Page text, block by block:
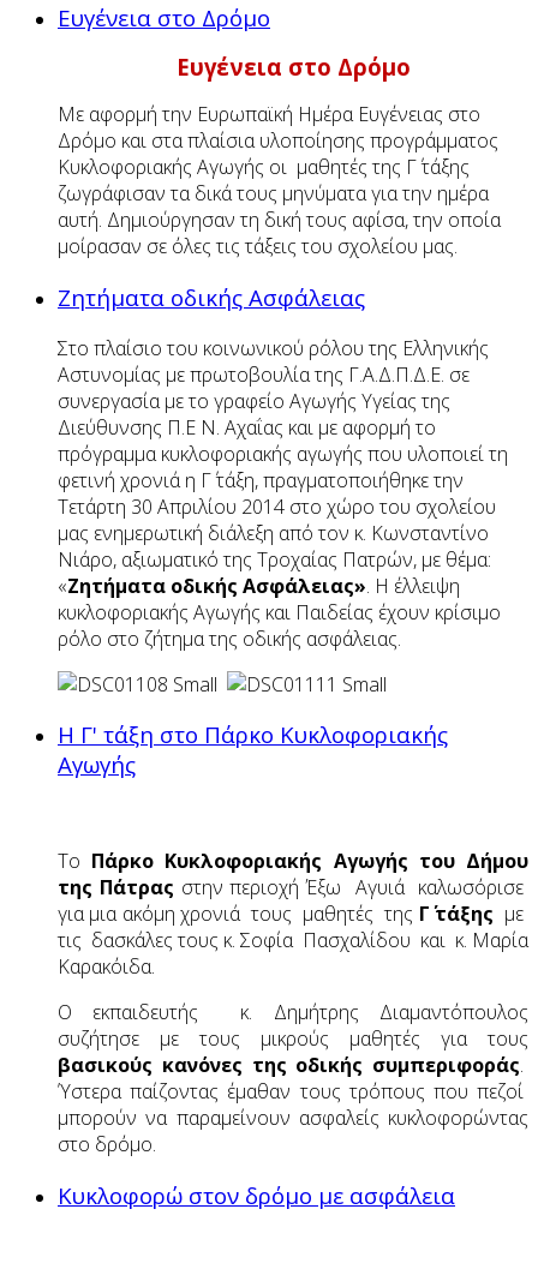
Ευγένεια στο Δρόμο
Ευγένεια στο Δρόμο
Με αφορμή την Ευρωπαϊκή Ημέρα Ευγένειας στο
Δρόμο και στα πλαίσια υλοποίησης προγράμματος
Κυκλοφοριακής Αγωγής οι μαθητές της Γ΄ τάξης
ζωγράφισαν τα δικά τους μηνύματα για την ημέρα
αυτή. Δημιούργησαν τη δική τους αφίσα, την οποία
μοίρασαν σε όλες τις τάξεις του σχολείου μας.
Ζητήματα οδικής Ασφάλειας
Στo πλαίσιο του κοινωνικού ρόλου της Ελληνικής
Αστυνομίας με πρωτοβουλία της Γ.Α.Δ.Π.Δ.Ε. σε
συνεργασία με το γραφείο Αγωγής Υγείας της
Διεύθυνσης Π.Ε Ν. Αχαΐας και με αφορμή το
πρόγραμμα κυκλοφοριακής αγωγής που υλοποιεί τη
φετινή χρονιά η Γ΄ τάξη, πραγματοποιήθηκε την
Τετάρτη 30 Απριλίου 2014 στο χώρο του σχολείου
μας ενημερωτική διάλεξη από τον κ. Κωνσταντίνο
Νιάρο, αξιωματικό της Τροχαίας Πατρών, με θέμα:
«Ζητήματα οδικής Ασφάλειας». Η έλλειψη
κυκλοφοριακής Αγωγής και Παιδείας έχουν κρίσιμο
ρόλο στο ζήτημα της οδικής ασφάλειας.
Η Γ' τάξη στο Πάρκο Κυκλοφοριακής
Αγωγής
Το Πάρκο Κυκλοφοριακής Αγωγής του Δήμου
της Πάτρας στην περιοχή Έξω Αγυιά καλωσόρισε
για μια ακόμη χρονιά τους μαθητές της Γ΄ τάξης με
τις δασκάλες τους κ. Σοφία Πασχαλίδου και κ. Μαρία
Καρακόιδα.
Ο εκπαιδευτής κ. Δημήτρης Διαμαντόπουλος
συζήτησε με τους μικρούς μαθητές για τους
βασικούς κανόνες της οδικής συμπεριφοράς.
Ύστερα παίζοντας έμαθαν τους τρόπους που πεζοί
μπορούν να παραμείνουν ασφαλείς κυκλοφορώντας
στο δρόμο.
Κυκλοφορώ στον δρόμο με ασφάλεια